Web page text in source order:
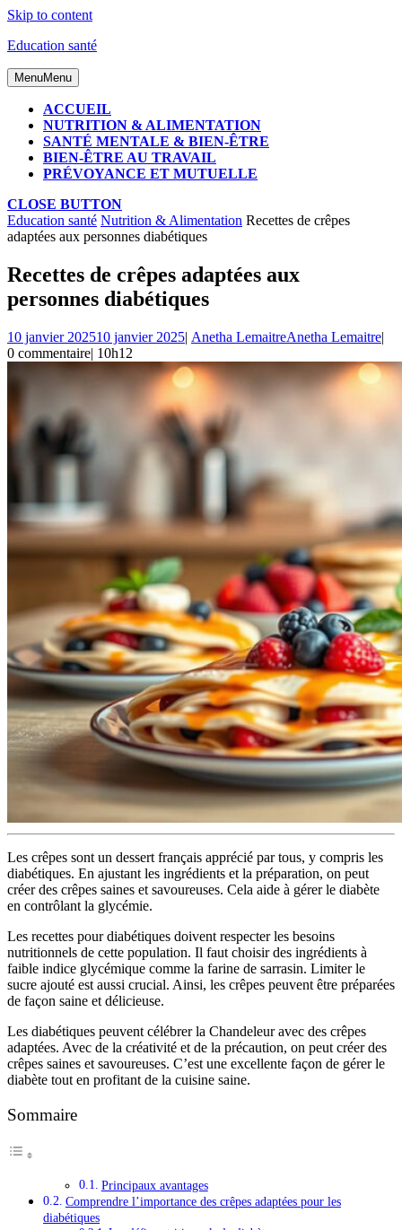
Skip to content
Education santé
MenuMenu
ACCUEIL
NUTRITION & ALIMENTATION
SANTÉ MENTALE & BIEN-ÊTRE
BIEN-ÊTRE AU TRAVAIL
PRÉVOYANCE ET MUTUELLE
CLOSE BUTTON
Education santé Nutrition & Alimentation Recettes de crêpes
adaptées aux personnes diabétiques
Recettes de crêpes adaptées aux
personnes diabétiques
10 janvier 202510 janvier 2025| Anetha LemaitreAnetha Lemaitre|
0 commentaire| 10h12
Les crêpes sont un dessert français apprécié par tous, y compris les
diabétiques. En ajustant les ingrédients et la préparation, on peut
créer des crêpes saines et savoureuses. Cela aide à gérer le diabète
en contrôlant la glycémie.
Les recettes pour diabétiques doivent respecter les besoins
nutritionnels de cette population. Il faut choisir des ingrédients à
faible indice glycémique comme la farine de sarrasin. Limiter le
sucre ajouté est aussi crucial. Ainsi, les crêpes peuvent être préparées
de façon saine et délicieuse.
Les diabétiques peuvent célébrer la Chandeleur avec des crêpes
adaptées. Avec de la créativité et de la précaution, on peut créer des
crêpes saines et savoureuses. C’est une excellente façon de gérer le
diabète tout en profitant de la cuisine saine.
Sommaire
Principaux avantages
Comprendre l’importance des crêpes adaptées pour les
diabétiques